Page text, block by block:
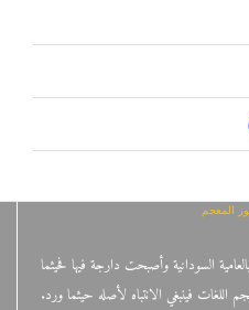
المعجم
السودانية وأصبحت دارجة فيها فحيثما
فينبغي الانتباه لأصله حيثما ورد.